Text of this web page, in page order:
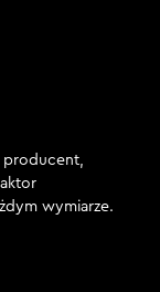
producent,
wymiarze.